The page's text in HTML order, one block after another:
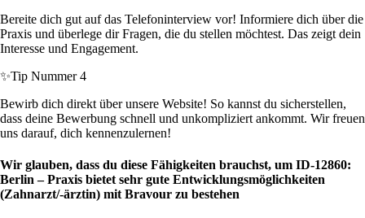
Bereite dich gut auf das Telefoninterview vor! Informiere dich über die
Praxis und überlege dir Fragen, die du stellen möchtest. Das zeigt dein
Interesse und Engagement.
✨Tip Nummer 4
Bewirb dich direkt über unsere Website! So kannst du sicherstellen,
dass deine Bewerbung schnell und unkompliziert ankommt. Wir freuen
uns darauf, dich kennenzulernen!
Wir glauben, dass du diese Fähigkeiten brauchst, um ID-12860:
Berlin – Praxis bietet sehr gute Entwicklungsmöglichkeiten
(Zahnarzt/-ärztin) mit Bravour zu bestehen